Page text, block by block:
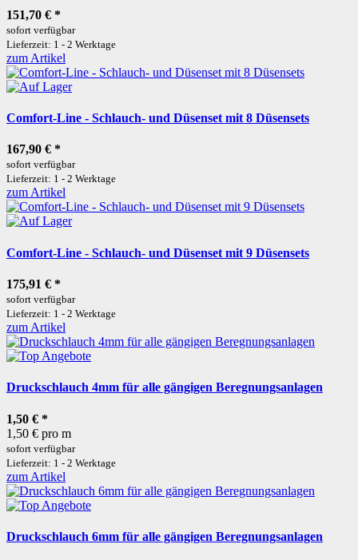
151,70 € *
sofort verfügbar
Lieferzeit: 1 - 2 Werktage
zum Artikel
Comfort-Line - Schlauch- und Düsenset mit 8 Düsensets
167,90 € *
sofort verfügbar
Lieferzeit: 1 - 2 Werktage
zum Artikel
Comfort-Line - Schlauch- und Düsenset mit 9 Düsensets
175,91 € *
sofort verfügbar
Lieferzeit: 1 - 2 Werktage
zum Artikel
Druckschlauch 4mm für alle gängigen Beregnungsanlagen
1,50 € *
1,50 € pro m
sofort verfügbar
Lieferzeit: 1 - 2 Werktage
zum Artikel
Druckschlauch 6mm für alle gängigen Beregnungsanlagen